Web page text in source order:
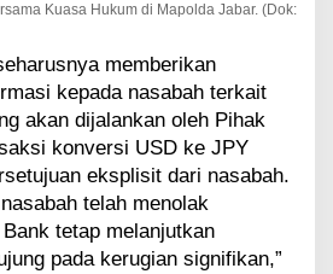
Kuasa Hukum di Mapolda Jabar. (Dok:
memberikan
kepada nasabah terkait
akan dijalankan oleh Pihak
konversi USD ke JPY
eksplisit dari nasabah.
telah menolak
tetap melanjutkan
pada kerugian signifikan,”